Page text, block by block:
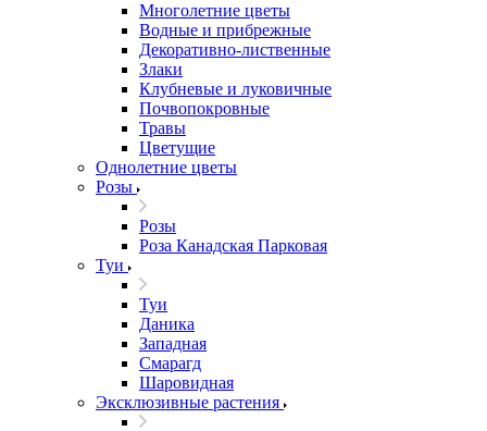
Многолетние цветы
Водные и прибрежные
Декоративно-лиственные
Злаки
Клубневые и луковичные
Почвопокровные
Травы
Цветущие
Однолетние цветы
Розы
Розы
Роза Канадская Парковая
Туи
Туи
Даника
Западная
Смарагд
Шаровидная
Эксклюзивные растения